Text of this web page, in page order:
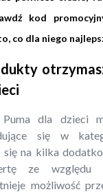
kod
co dla niego
dla dzieci
się w
na kilka
ze względu
możliwość